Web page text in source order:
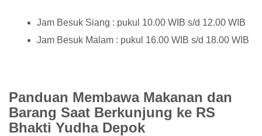
Jam Besuk Siang : pukul 10.00 WIB s/d 12.00 WIB
Jam Besuk Malam : pukul 16.00 WIB s/d 18.00 WIB
Panduan Membawa Makanan dan
Barang Saat Berkunjung ke RS
Bhakti Yudha Depok